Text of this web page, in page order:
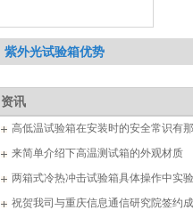
墨 鞋
紫外光试验箱优势
资讯
高低温试验箱在安装时的安全常识有
来简单介绍下高温测试箱的外观材质
两箱式冷热冲击试验箱具体操作中实
么？祝贺我司与重庆信息通信研究院签约